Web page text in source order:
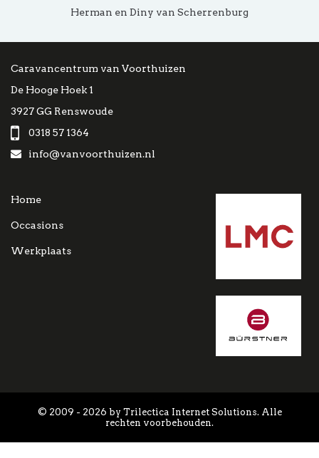
Herman en Diny van Scherrenburg
Caravancentrum van Voorthuizen
De Hooge Hoek 1
3927 GG Renswoude
0318 57 1364
info@vanvoorthuizen.nl
Home
Occasions
Werkplaats
© 2009 - 2026 by Trilectica Internet Solutions. Alle
rechten voorbehouden.